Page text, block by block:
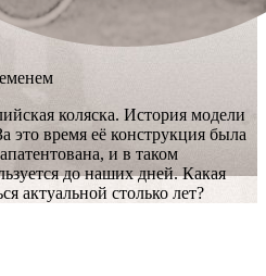
коляска. История модели
это время её конструкция была
и в таком
до наших дней. Какая
актуальной столько лет?